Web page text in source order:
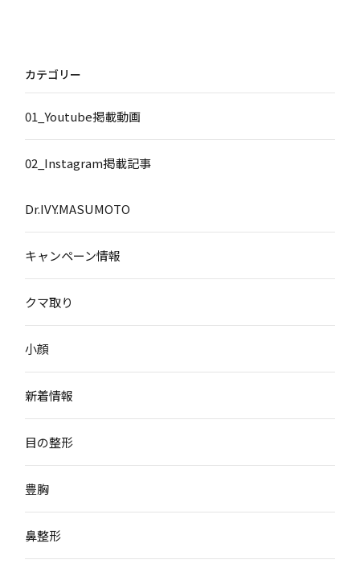
カテゴリー
01_Youtube掲載動画
02_Instagram掲載記事
Dr.IVY.MASUMOTO
キャンペーン情報
クマ取り
小顔
新着情報
目の整形
豊胸
鼻整形